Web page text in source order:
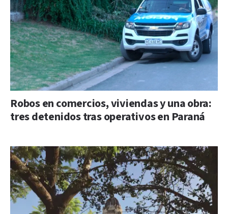
Robos en comercios, viviendas y una obra:
tres detenidos tras operativos en Paraná